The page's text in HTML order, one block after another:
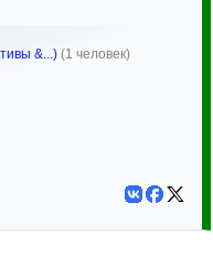
&...) (1 человек)